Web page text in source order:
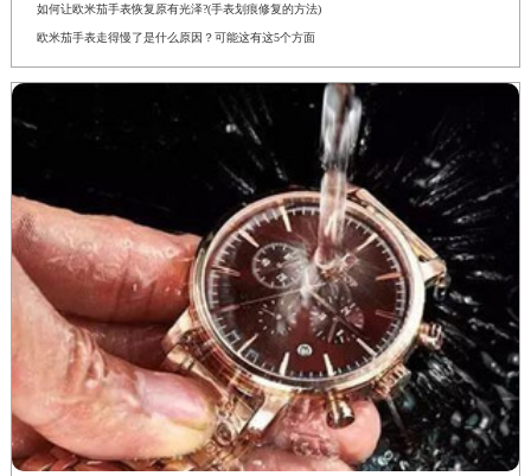
如何让欧米茄手表恢复原有光泽?(手表划痕修复的方法)
欧米茄手表走得慢了是什么原因？可能这有这5个方面